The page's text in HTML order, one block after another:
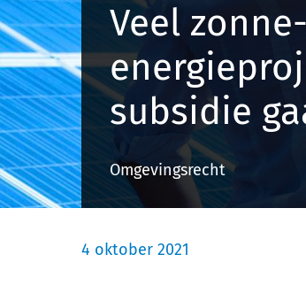
Veel zonne-
subsidie
Omgevingsrecht
4 oktober 2021